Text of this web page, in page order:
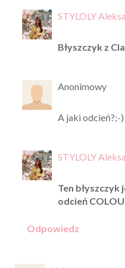
STYLOLY
Błyszczyk z
Anonimowy
A jaki odcień?;-)
STYLOLY
Ten błyszczyk
odcień
Odpowiedz